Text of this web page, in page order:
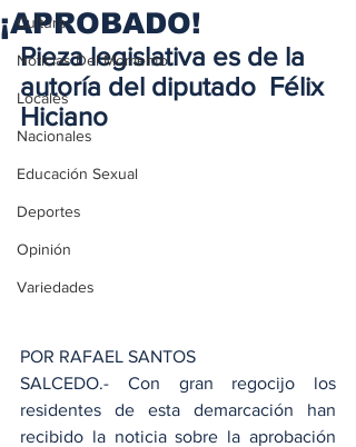
Cultura
Noticias Del Momento
Locales
Nacionales
Educación Sexual
Deportes
Opinión
Variedades
¡APROBADO!
Pieza legislativa es de la
autoría del diputado  Félix
Hiciano
POR RAFAEL SANTOS
SALCEDO.- Con gran regocijo los
residentes de esta demarcación han
recibido la noticia sobre la aprobación